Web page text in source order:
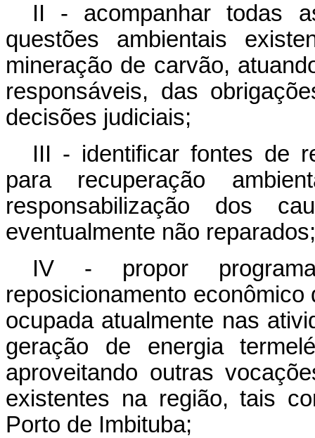
II - acompanhar todas
questões ambientais
mineração de carvão,
responsáveis, das
decisões judiciais;
III - identificar fontes de
para recuperação
responsabilização dos
eventualmente não reparados;
IV - propor
reposicionamento
ocupada atualmente nas
geração de energia
aproveitando outras
existentes na região, tais
Porto de Imbituba;